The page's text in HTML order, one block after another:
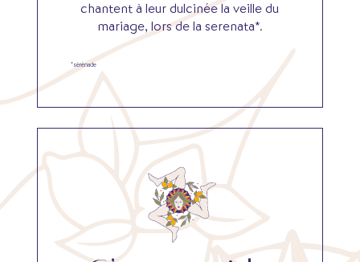
chantent à leur dulcinée la veille du
mariage, lors de la serenata*.
*sérénade